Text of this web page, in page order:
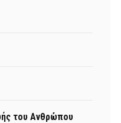
του Ανθρώπου